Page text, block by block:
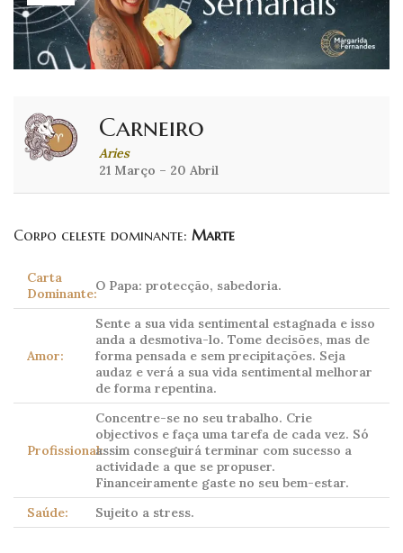
Carneiro
Aries
21 Março – 20 Abril
Corpo celeste dominante: Marte
Carta
Dominante:O Papa: protecção, sabedoria.
Amor:
Sente a sua vida sentimental estagnada e isso
anda a desmotiva-lo. Tome decisões, mas de
forma pensada e sem precipitações. Seja
audaz e verá a sua vida sentimental melhorar
de forma repentina.
Profissional:
Concentre-se no seu trabalho. Crie
objectivos e faça uma tarefa de cada vez. Só
assim conseguirá terminar com sucesso a
actividade a que se propuser.
Financeiramente gaste no seu bem-estar.
Saúde:
Sujeito a stress.